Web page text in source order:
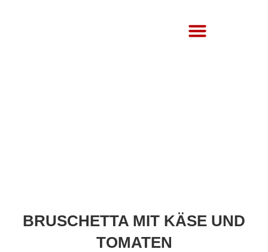
BRUSCHETTA MIT KÄSE UND
TOMATEN